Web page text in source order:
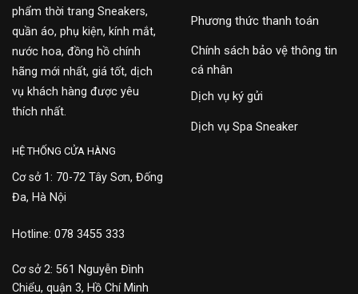
phẩm thời trang Sneakers,
quần áo, phụ kiện, kính mắt,
nước hoa, đồng hồ chính
hãng mới nhất, giá tốt, dịch
vụ khách hàng được yêu
thích nhất.
Phương thức thanh toán
Chính sách bảo vệ thông tin
cá nhân
Dịch vụ ký gửi
Dịch vụ Spa Sneaker
HỆ THỐNG CỬA HÀNG
Cơ sở 1: 70-72 Tây Sơn, Đống
Đa, Hà Nội
Hotline: 078 3455 333
Cơ sở 2: 561 Nguyễn Đình
Chiểu, quận 3, Hồ Chí Minh